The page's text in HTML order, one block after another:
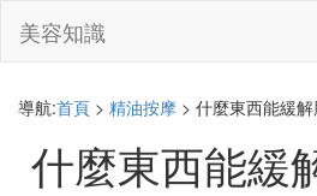
美容知識
導航:首頁 > 精油按摩 > 什麼東西能緩
什麼東西能緩